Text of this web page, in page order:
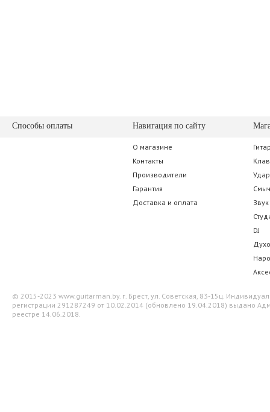
77.00 р.
Способы оплаты Навигация по сайту
О магазине
Контакты
Производители
Гарантия
Доставка и оплата
Звук
DJ
© 2015-2023 www.guitarman.by. г. Брест, ул. Советская, 83-15ц.
регистрации 291287249 от 10.02.2014 (обновлено 19.04.2018) выдано
реестре 14.06.2018.